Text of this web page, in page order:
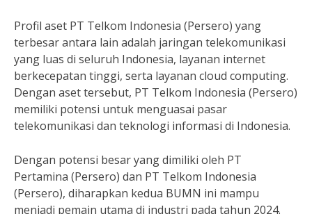
Profil aset PT Telkom Indonesia (Persero) yang
terbesar antara lain adalah jaringan telekomunikasi
yang luas di seluruh Indonesia, layanan internet
berkecepatan tinggi, serta layanan cloud computing.
Dengan aset tersebut, PT Telkom Indonesia (Persero)
memiliki potensi untuk menguasai pasar
telekomunikasi dan teknologi informasi di Indonesia.
Dengan potensi besar yang dimiliki oleh PT
Pertamina (Persero) dan PT Telkom Indonesia
(Persero), diharapkan kedua BUMN ini mampu
menjadi pemain utama di industri pada tahun 2024.